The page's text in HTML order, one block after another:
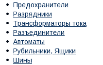
Предохранители
Разрядники
Трансформаторы тока
Разъединители
Автоматы
Рубильники, Ящики
Шины